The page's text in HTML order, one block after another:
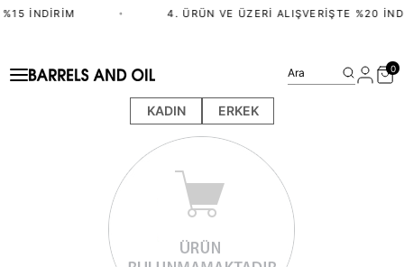
İNDIRIM • 4. ÜRÜN VE ÜZERI ALIŞVERIŞTE %20
KADIN ERKEK
Ara 0